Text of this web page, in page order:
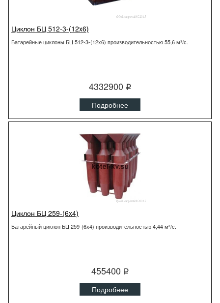
Циклон БЦ 512-3-(12x6)
Батарейные циклоны БЦ 512-3-(12x6) производительностью 55,6 м³/с.
4332900 q
Подробнее
Циклон БЦ 259-(6x4)
Батарейный циклон БЦ 259-(6x4) производительностью 4,44 м³/с.
455400 q
Подробнее